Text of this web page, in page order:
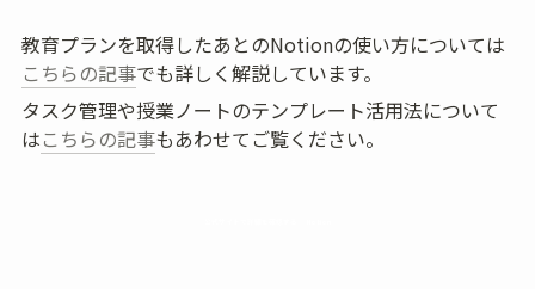
教育プランを取得したあとのNotionの使い方については
こちらの記事でも詳しく解説しています。
タスク管理や授業ノートのテンプレート活用法について
はこちらの記事もあわせてご覧ください。